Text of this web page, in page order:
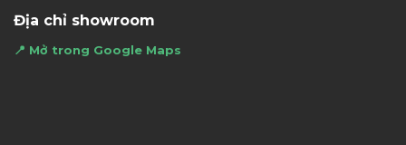
Địa chỉ showroom
📍 Mở trong Google Maps